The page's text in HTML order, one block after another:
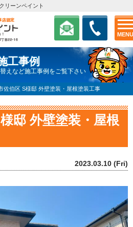
MENU
リーンペイント
工事例
えなど施工事例をご覧下さい
佐伯区 S様邸 外壁塗装・屋根塗装工事
邸 外壁塗装・屋根
2023.03.10 (Fri)